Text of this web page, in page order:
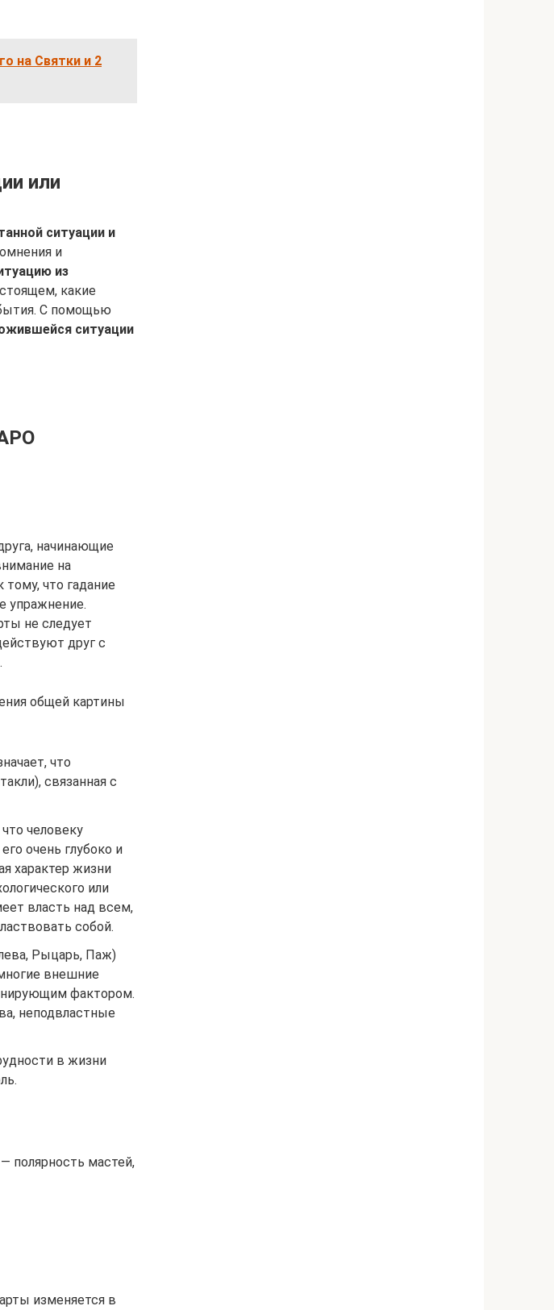
на Святки и 2
или
ситуации и
и
из
какие
С помощью
ситуации
начинающие
на
что гадание
упражнение.
не следует
друг с
общей картины
что
связанная с
человеку
очень глубоко и
характер жизни
или
власть над всем,
собой.
Рыцарь, Паж)
внешние
фактором.
неподвластные
в жизни
полярность мастей,
изменяется в